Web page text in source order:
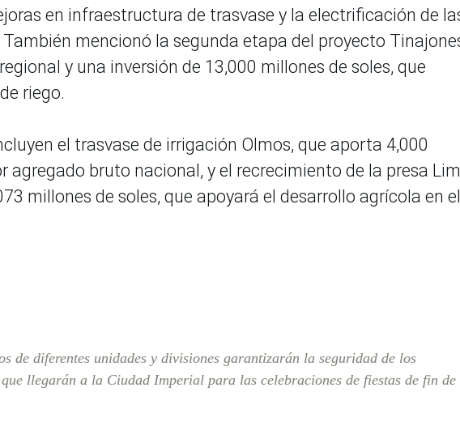
en infraestructura de trasvase y la electrificación de
mencionó la segunda etapa del proyecto
y una inversión de 13,000 millones de soles, que
riego.
el trasvase de irrigación Olmos, que aporta 4,000
agregado bruto nacional, y el recrecimiento de la presa
millones de soles, que apoyará el desarrollo agrícola en el
de diferentes unidades y divisiones garantizarán la seguridad de los
llegarán a la Ciudad Imperial para las celebraciones de fiestas de fin de